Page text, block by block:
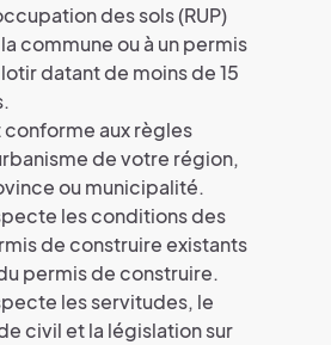
des sols (RUP)
commune ou à un permis
datant de moins de 15
conforme aux règles
de votre région,
ou municipalité.
les conditions des
de construire existants
permis de construire.
les servitudes, le
civil et la législation sur